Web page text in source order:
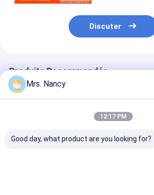
Discuter
Produits Recommandés
Mrs. Nancy
12:17 PM
Good day, what product are you looking for?